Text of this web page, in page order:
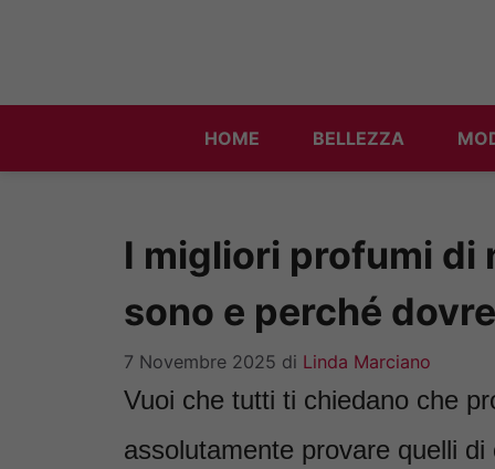
HOME BELLEZZA
I migliori profumi di
sono e perché
7 Novembre 2025 di Linda Marciano
Vuoi che tutti ti chiedano che
assolutamente provare quelli